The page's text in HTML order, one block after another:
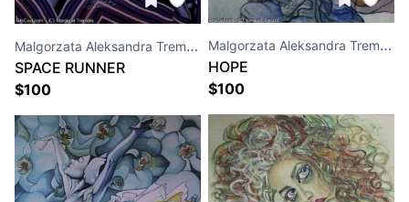
Malgorzata Aleksandra Trembla
SPACE RUNNER
$100
Malgorzata Aleksandra Trembla
HOPE
$100